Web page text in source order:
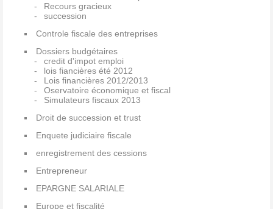
Recours gracieux
succession
Controle fiscale des entreprises
Dossiers budgétaires
credit d'impot emploi
lois fiancières été 2012
Lois financières 2012/2013
Oservatoire économique et fiscal
Simulateurs fiscaux 2013
Droit de succession et trust
Enquete judiciaire fiscale
enregistrement des cessions
Entrepreneur
EPARGNE SALARIALE
Europe et fiscalité